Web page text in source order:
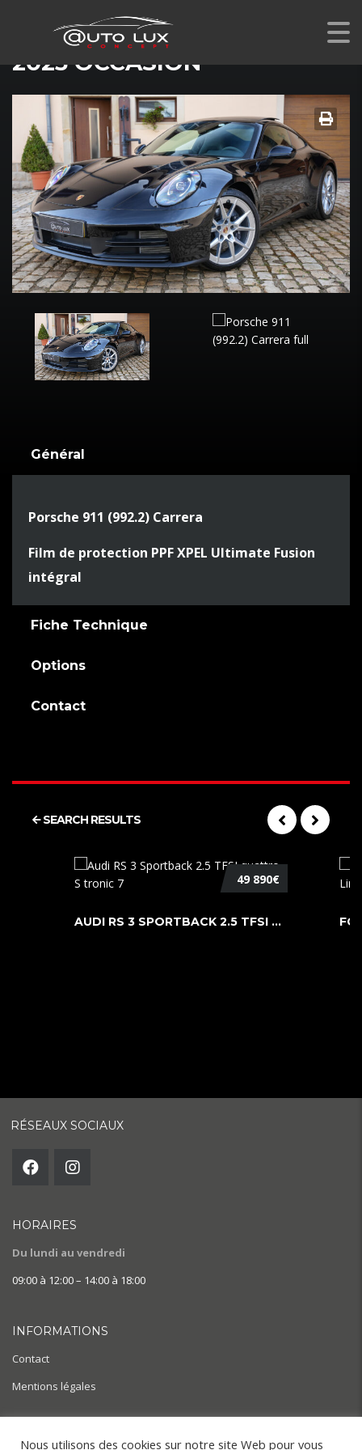
PORSCHE 911 (992.2) CARRERA
2025 OCCASION
Général
Porsche 911 (992.2) Carrera
Film de protection PPF XPEL Ultimate Fusion
intégral
Fiche Technique
Options
Contact
SEARCH RESULTS
49 890€
AUDI RS 3 SPORTBACK 2.5 TFSI QUATTR ...
RÉSEAUX SOCIAUX
HORAIRES
Du lundi au vendredi
09:00 à 12:00 – 14:00 à 18:00
INFORMATIONS
Contact
Mentions légales
AIDE & ACTUALITÉS
Nous utilisons des cookies sur notre site Web pour vous